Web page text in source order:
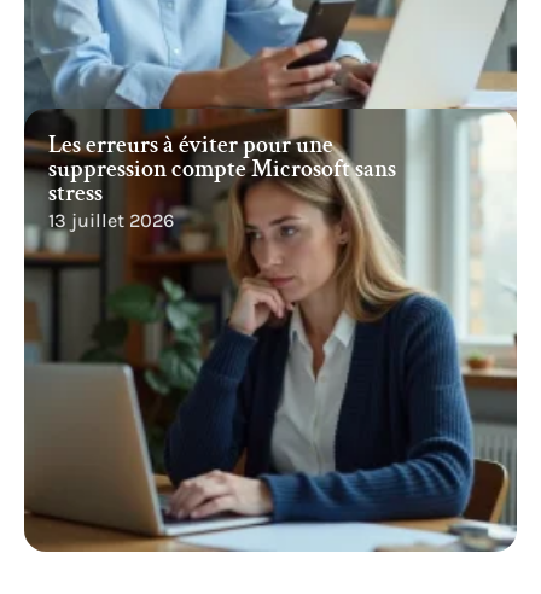
Les erreurs à éviter pour une
suppression compte Microsoft sans
stress
13 juillet 2026